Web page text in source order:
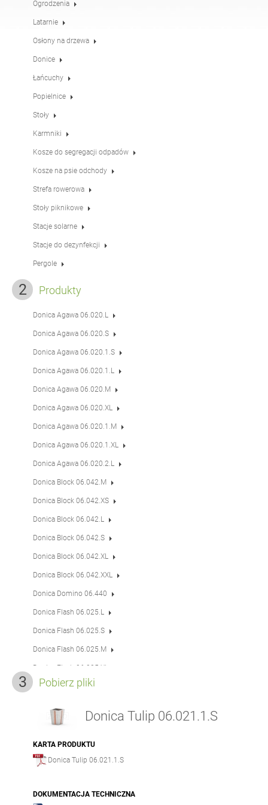
Stoły
Pergole
Osłony na drzewa
Łańcuchy
francuski
łotewski
rumuński
Ogrodzenia
Latarnie
Osłony na drzewa
Donice
Łańcuchy
Popielnice
Stoły
Karmniki
Kosze do segregacji odpadów
Kosze na psie odchody
Strefa rowerowa
Stoły piknikowe
Stacje solarne
Stacje do dezynfekcji
Pergole
Produkty
Donica Agawa 06.020.L
Donica Agawa 06.020.S
Donica Agawa 06.020.1.S
Donica Agawa 06.020.1.L
Donica Agawa 06.020.M
Donica Agawa 06.020.XL
Donica Agawa 06.020.1.M
Donica Agawa 06.020.1.XL
Donica Agawa 06.020.2.L
Donica Block 06.042.M
Donica Block 06.042.XS
Donica Block 06.042.L
Donica Block 06.042.S
Donica Block 06.042.XL
Donica Block 06.042.XXL
Donica Domino 06.440
Donica Flash 06.025.L
Donica Flash 06.025.S
Donica Flash 06.025.M
Donica Flash 06.025.XL
Donica IVO 06.045.L
Donica IVO 06.045.S
Donica IVO 06.045.M
Donica Orbit 06.450
Donica Orbit 06.450.5
Pobierz pliki
Donica Tulip 06.021.1.S
KARTA PRODUKTU
Donica Tulip 06.021.1.S
DOKUMENTACJA TECHNICZNA